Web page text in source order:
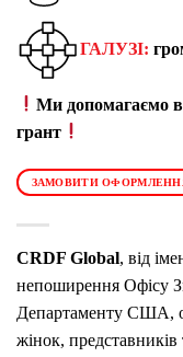
ГАЛУЗІ:
Ми допомагаємо в
грант
ЗАМОВИТИ
CRDF Global, від
непоширення Офісу
Департаменту США,
жінок,